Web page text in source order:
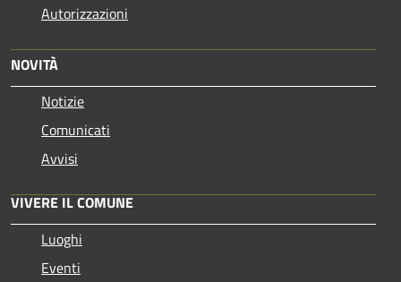
Autorizzazioni
NOVITÀ
Notizie
Comunicati
Avvisi
VIVERE IL COMUNE
Luoghi
Eventi